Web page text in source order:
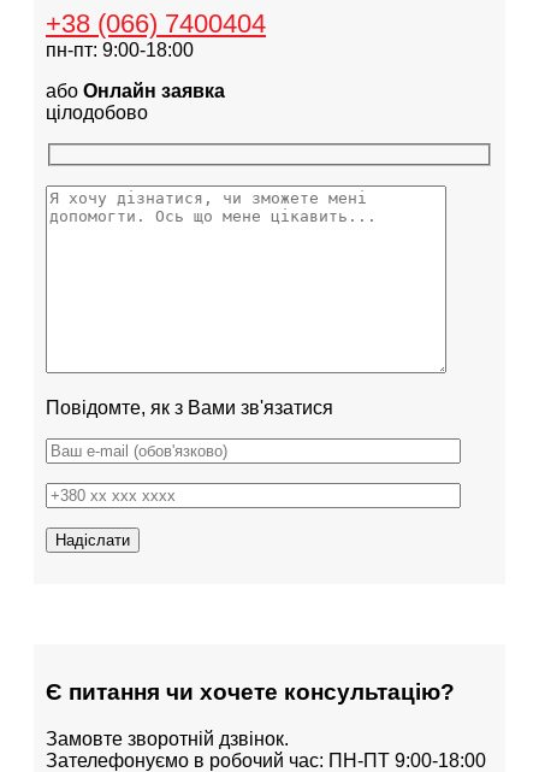
+38 (066) 7400404
пн-пт: 9:00-18:00
або Онлайн заявка
цілодобово
Повідомте, як з Вами зв'язатися
Є питання чи хочете консультацію?
Замовте зворотній дзвінок.
Зателефонуємо в робочий час: ПН-ПТ 9:00-18:00